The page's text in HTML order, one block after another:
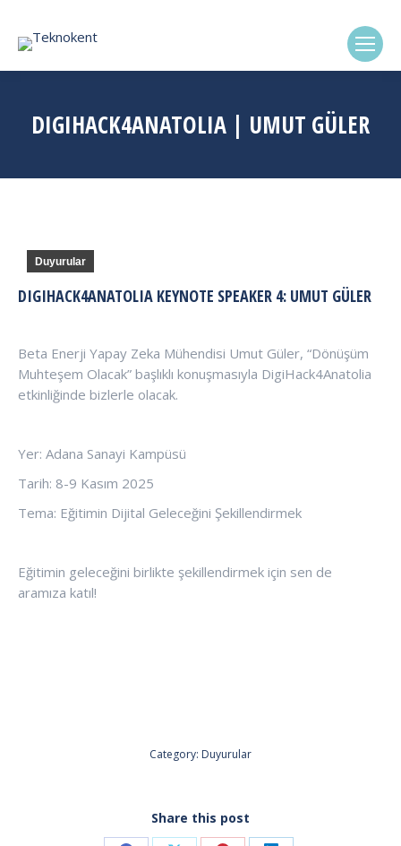
DIGIHACK4ANATOLIA | UMUT GÜLER
Duyurular
DIGIHACK4ANATOLIA KEYNOTE SPEAKER 4: UMUT GÜLER
Beta Enerji Yapay Zeka Mühendisi Umut Güler, “Dönüşüm
Muhteşem Olacak” başlıklı konuşmasıyla DigiHack4Anatolia
etkinliğinde bizlerle olacak.
Yer: Adana Sanayi Kampüsü
Tarih: 8-9 Kasım 2025
Tema: Eğitimin Dijital Geleceğini Şekillendirmek
Eğitimin geleceğini birlikte şekillendirmek için sen de
aramıza katıl!
Category: Duyurular
Share this post